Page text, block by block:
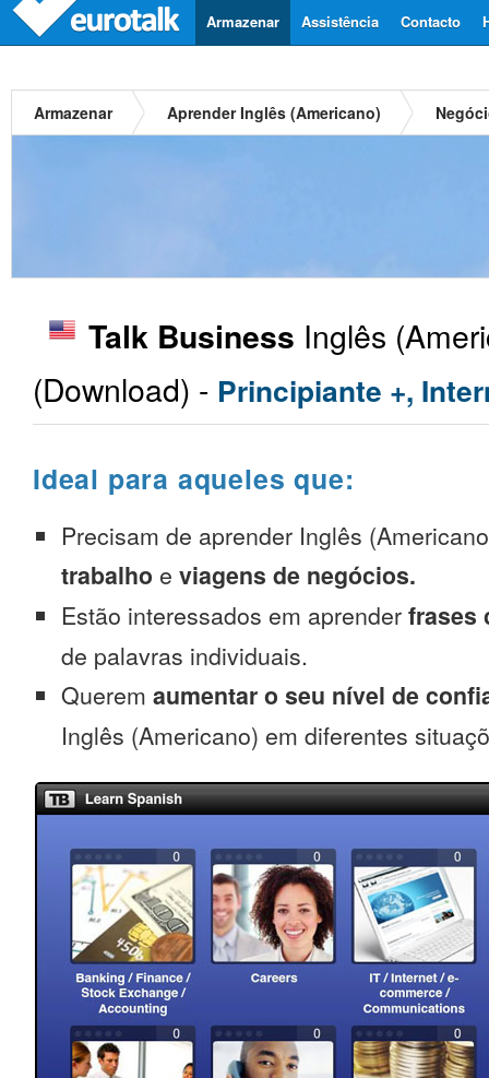
Contacto
Assistência
Armazenar
Armazenar Aprender Inglês (Americano)
Talk Business Inglês
(Download) - Principiante +,
Ideal para aqueles que:
Precisam de aprender Inglês
trabalho e viagens de negócios.
Estão interessados em aprender frases
de palavras individuais.
Querem aumentar o seu nível de
Inglês (Americano) em diferentes